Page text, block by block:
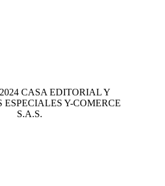
CASA EDITORIALY
ESPECIALES Y-COMERCE
S.A.S.